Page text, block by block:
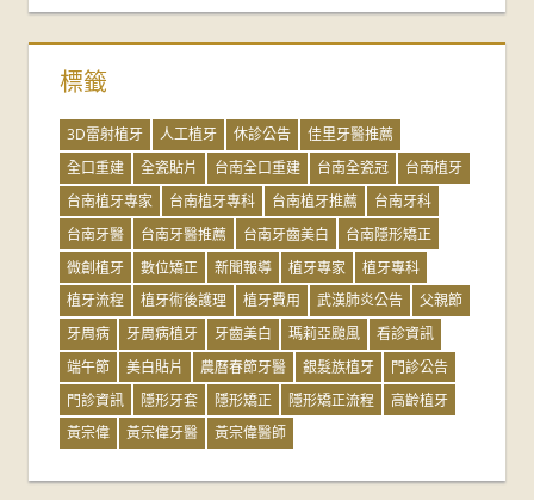
標籤
3D雷射植牙 人工植牙 休診公告
佳里牙醫推薦
全口重建
全瓷貼片 台南全口重建 台南全瓷冠
台南植牙
台南植牙專家
台南植牙專科 台南植牙推薦
台南牙科
台南牙醫
台南牙醫推薦 台南牙齒美白
台南隱形矯正
微創植牙
數位矯正 新聞報導 植牙專家
植牙專科
植牙流程
植牙術後護理 植牙費用 武漢肺炎公告
父親節
牙周病
牙周病植牙 牙齒美白 瑪莉亞颱風
看診資訊
端午節
美白貼片 農曆春節牙醫 銀髮族植牙
門診公告
門診資訊
隱形牙套 隱形矯正 隱形矯正流程
高齡植牙
黃宗偉
黃宗偉牙醫 黃宗偉醫師